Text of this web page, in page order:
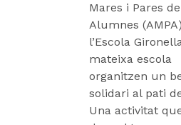
Mares i Pares
Alumnes
l’Escola
mateixa escola
organitzen un
solidari al pati
Una activitat